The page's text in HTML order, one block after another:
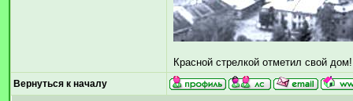
Красной стрелкой отметил свой
Вернуться к началу